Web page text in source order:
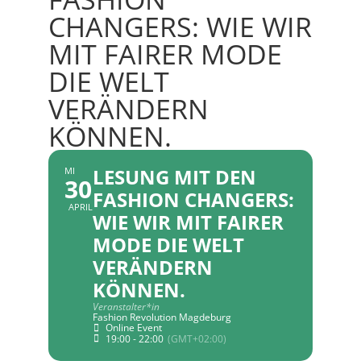
CHANGERS: WIE WIR
MIT FAIRER MODE
DIE WELT
VERÄNDERN
KÖNNEN.
MI
30
APRIL
LESUNG MIT DEN
FASHION CHANGERS:
WIE WIR MIT FAIRER
MODE DIE WELT
VERÄNDERN
KÖNNEN.
Veranstalter*in
Fashion Revolution Magdeburg
Online Event
19:00 - 22:00 (GMT+02:00)